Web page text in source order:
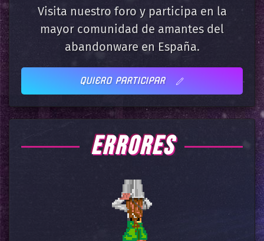
Visita nuestro foro y participa en la
mayor comunidad de amantes del
abandonware en España.
QUIERO PARTICIPAR
ERRORES